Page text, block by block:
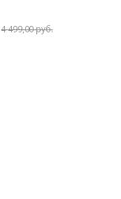
4 499,00 руб.